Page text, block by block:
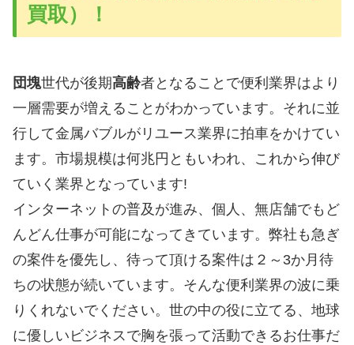
買取）！
団塊世代が後期高齢者となることで便利業界はより
一層需要が増えることがわかっています。それに並
行して金属バブルがリユース業界に拍車をかけてい
ます。市場規模は何兆円ともいわれ、これから伸び
ていく業界となっています!
インターネットの普及が進み、個人、無店舗でもど
んどん仕事が可能になってきています。弊社も急ぎ
の案件を優先し、待って頂ける案件は２～3か月待
ちの状態が続いています。そんな便利業界の波に乗
りくれないでください。世の中の役に立てる、地球
に優しいビジネスで胸を張って活動できるお仕事だ